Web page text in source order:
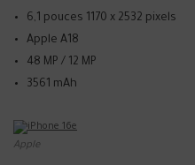
6,1 pouces 1170 x 2532 pixels
Apple A18
48 MP / 12 MP
3561 mAh
Apple